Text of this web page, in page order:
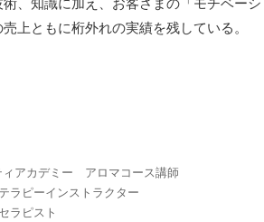
、知識に加え、お客さまの「モチベー
上ともに桁外れの実績を残している。
ィアカデミー アロマコース講師
ラピーインストラクター
ラピスト